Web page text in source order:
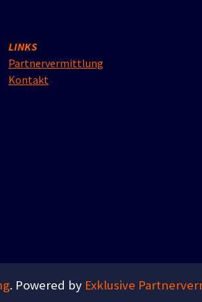
LINKS
Partnervermittlung
Kontakt
. Powered by Exklusive